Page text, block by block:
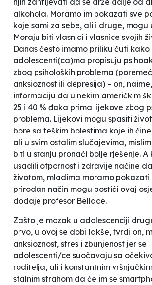
njih zahtijevati da se drže dalje od
alkohola. Moramo im pokazati sve
koje sami za sebe, ali i druge, mogu
Moraju biti vlasnici i vlasnice svojih
Danas često imamo priliku čuti kako
adolescenti(ca)ma propisuju
zbog psiholoških problema
anksioznost ili depresija) – on,
informaciju da u nekim američkim
25 i 40 % đaka prima lijekove zbog
problema. Lijekovi mogu spasiti
bore sa teškim bolestima koje ih
ali u svim ostalim slučajevima,
biti u stanju pronaći bolje rješenje. A
usadili otpornost i zdravije načine
životom, mladima moramo pokazati
prirodan način mogu postići ovaj
dodaje profesor Bellace.
Zašto je mozak u adolescenciji
prvo, u ovoj se dobi lakše, tvrdi on,
anksioznost, stres i zbunjenost jer se
adolescenti/ce suočavaju sa
roditelja, ali i konstantnim
stalnim strahom da će im se